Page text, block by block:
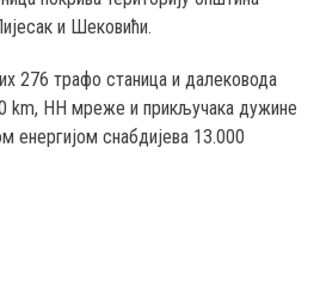
и Шековићи.
276 трафо станица и далековода
km, НН мреже и прикључака дужине
енергијом снабдијева 13.000